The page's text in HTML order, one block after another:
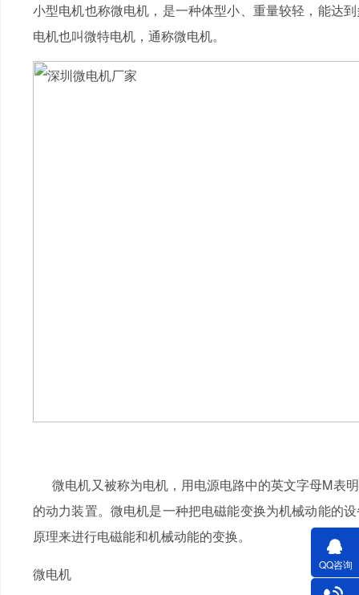
小型电机也称微电机，是一种体型小、重量较轻，能达
电机也叫微特电机，通称微电机。
微电机又被称为电机，用电源电路中的英文字母M表
的动力装置。微电机是一种把电磁能变换为机械动能的
原理来进行电磁能和机械动能的变换。
微电机
QQ咨询